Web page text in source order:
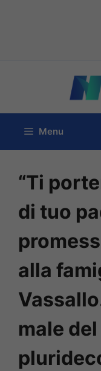
contenuto
Menu
“Ti
di tuo
alla
male